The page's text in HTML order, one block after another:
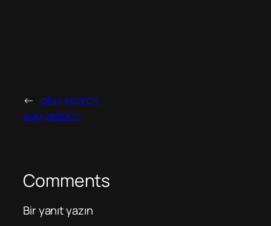
← plus search
suggestion
Comments
Bir yanıt yazın